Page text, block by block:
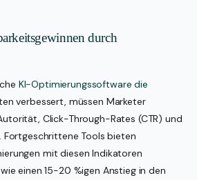
durch
KI-Optimierungssoftware die
verbessert, müssen Marketer
Click-Through-Rates (CTR) und
Fortgeschrittene Tools bieten
mit diesen Indikatoren
einen 15-20 %igen Anstieg in den